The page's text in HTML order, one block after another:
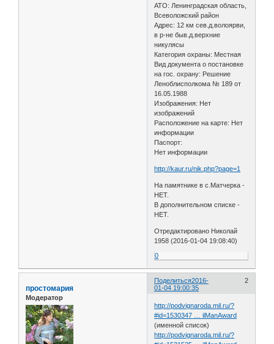
АТО: Ленинградская область,
Всеволожский район
Адрес: 12 км сев.д.волоярви,
в р-не быв.д.верхние
никулясы
Категория охраны: Местная
Вид документа о постановке
на гос. охрану: Решение
Леноблисполкома № 189 от
16.05.1988
Изображения: Нет
изображений
Расположение на карте: Нет
информации
Паспорт:
Нет информации
http://kaur.ru/nik.php?page=1
На памятнике в с.Матчерка -
НЕТ.
В дополнительном списке -
НЕТ.
Отредактировано Николай
1958 (2016-01-04 19:08:40)
0
Поделиться 2
2016-
01-04 19:00:35
простомария
Модератор
http://podvignaroda.mil.ru/?
#id=1530347 … ilManAward
(именной список)
http://podvignaroda.mil.ru/?